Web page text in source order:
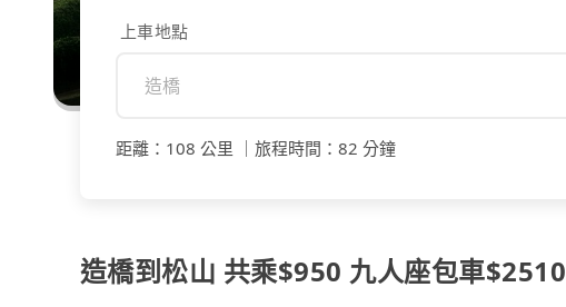
上車地點
距離 ： 108 公里 旅程時間 ： 82 分鐘
造橋到松山 共乘$950 九人座包車$2510